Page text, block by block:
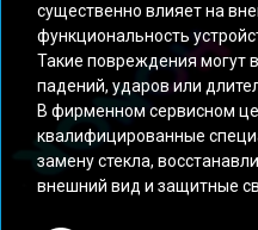
существенно влияет на
функциональность
Такие повреждения могут
падений, ударов или
В фирменном сервисном
квалифицированные
замену стекла,
внешний вид и защитные